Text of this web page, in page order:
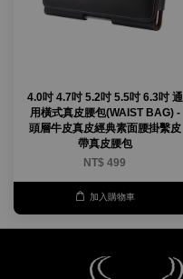
4.0吋 4.7吋 5.2吋 5.5吋 6.3吋 通
用橫式真皮腰包(WAIST BAG) -
頭層牛皮真皮經典素面腰掛繫皮
帶真皮腰包
NT$ 499
加入購物車